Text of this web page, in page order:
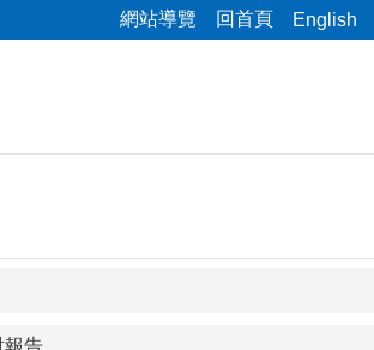
網站導覽 回首頁 English
報告